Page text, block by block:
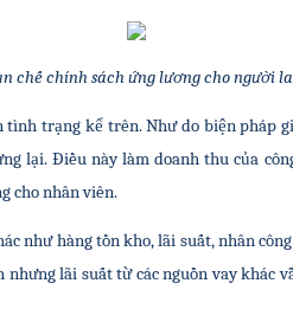
chế chính sách ứng lương cho người
tình trạng kể trên. Như do biện pháp
lại. Điều này làm doanh thu của
cho nhân viên.
như hàng tồn kho, lãi suất, nhân
lãi suất từ các nguồn vay khác